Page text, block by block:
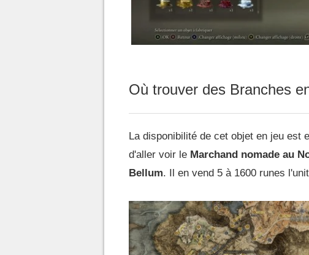
Où trouver des Branches
La disponibilité de cet objet en jeu est
d'aller voir le Marchand nomade au
Bellum. Il en vend 5 à 1600 runes